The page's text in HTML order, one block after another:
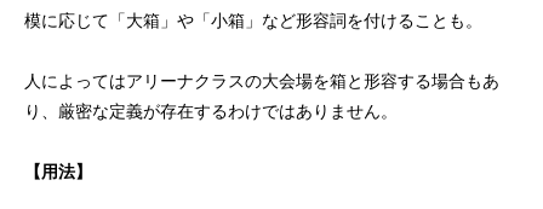
模に応じて「大箱」や「小箱」など形容詞を付けることも。
人によってはアリーナクラスの大会場を箱と形容する場合もあ
り、厳密な定義が存在するわけではありません。
【用法】